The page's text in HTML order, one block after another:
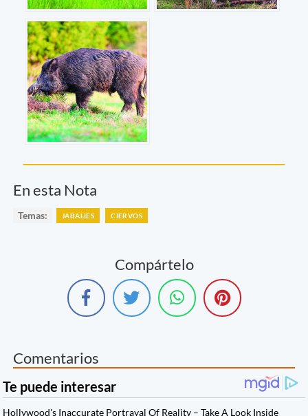
En esta Nota
Temas: JABALIES CIERVOS
Compártelo
Comentarios